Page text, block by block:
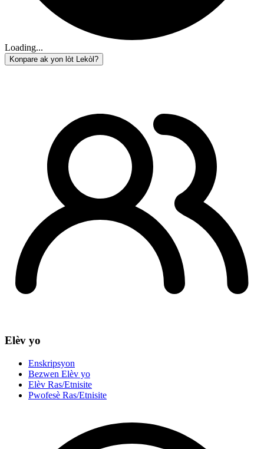
Loading...
Konpare ak yon lòt Lekòl?
Elèv yo
Enskripsyon
Bezwen Elèv yo
Elèv Ras/Etnisite
Pwofesè Ras/Etnisite